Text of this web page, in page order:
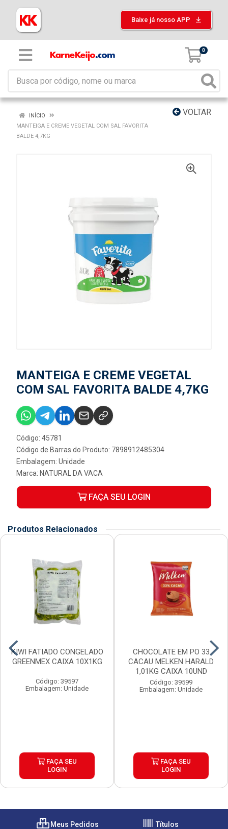
Baixe já nosso APP
0
VOLTAR
INÍCIO
MANTEIGA E CREME VEGETAL COM SAL FAVORITA
BALDE 4,7KG
MANTEIGA E CREME VEGETAL
COM SAL FAVORITA BALDE 4,7KG
Código: 45781
Código de Barras do Produto: 7898912485304
Embalagem: Unidade
Marca: NATURAL DA VACA
FAÇA SEU LOGIN
Produtos Relacionados
KIWI FATIADO CONGELADO
GREENMEX CAIXA 10X1KG
Código: 39597
Embalagem: Unidade
FAÇA SEU
LOGIN
CHOCOLATE EM PO 33
CACAU MELKEN HARALD
1,01KG CAIXA 10UND
Código: 39599
Embalagem: Unidade
FAÇA SEU
LOGIN
Meus Pedidos Títulos